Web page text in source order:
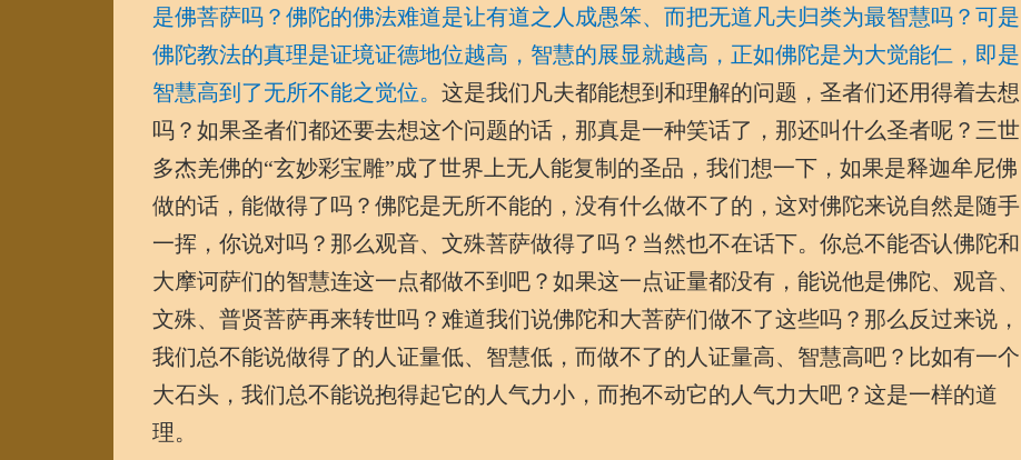
是佛菩萨吗？佛陀的佛法难道是让有道之人成愚笨、而把无道凡夫归类为最智慧吗？可是
佛陀教法的真理是证境证德地位越高，智慧的展显就越高，正如佛陀是为大觉能仁，即是
智慧高到了无所不能之觉位。 这是我们凡夫都能想到和理解的问题，圣者们还用得着去想
吗？如果圣者们都还要去想这个问题的话，那真是一种笑话了，那还叫什么圣者呢？三世
多杰羌佛的“玄妙彩宝雕”成了世界上无人能复制的圣品，我们想一下，如果是释迦牟尼佛
做的话，能做得了吗？佛陀是无所不能的，没有什么做不了的，这对佛陀来说自然是随手
一挥，你说对吗？那么观音、文殊菩萨做得了吗？当然也不在话下。你总不能否认佛陀和
大摩诃萨们的智慧连这一点都做不到吧？如果这一点证量都没有，能说他是佛陀、观音、
文殊、普贤菩萨再来转世吗？难道我们说佛陀和大菩萨们做不了这些吗？那么反过来说，
我们总不能说做得了的人证量低、智慧低，而做不了的人证量高、智慧高吧？比如有一个
大石头，我们总不能说抱得起它的人气力小，而抱不动它的人气力大吧？这是一样的道
理。